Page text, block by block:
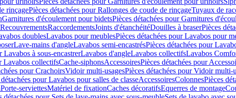
rinçagePièces détachées pour Rallonges de coude de rinçageTuyaux de
Garnitures d'écoulement pour bidetsPièces détachées pour Garnitures
RecouvrementsRaccordementsJoints d'étanchéitéDouilles à braserPièces
doublesLavabos pour meublesPièces détachées pour Lavabos pour
Lave-mains d'angleLavabos semi-encastrésPièces détachées pour
Lavabos à sous-encastrerLavabos d'angleLavabos collectifsLavabos
Lavabos collectifsCache-siphonsAccessoiresPièces détachées pour
pour CrachoirsVidoir multi-usagesPièces détachées pour Vidoir multi-
pour Lavabos pour salles de classeAccessoiresColonnesPièces
Porte-serviettesMatériel de fixationCaches décoratifsEquerres de montage